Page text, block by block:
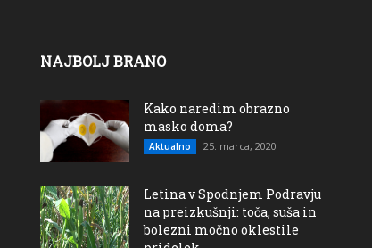
NAJBOLJ BRANO
Kako naredim obrazno
masko doma?
Aktualno 25. marca, 2020
Letina v Spodnjem Podravju
na preizkušnji: toča, suša in
bolezni močno oklestile